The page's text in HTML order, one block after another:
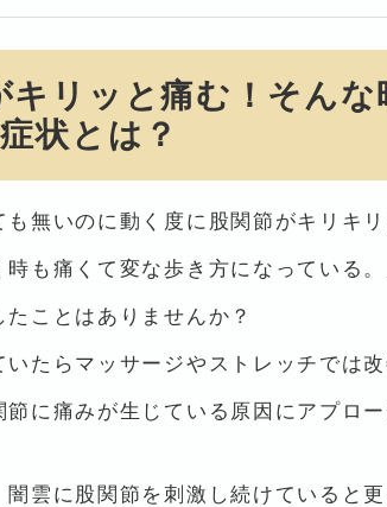
キリッと痛む！そんな
状とは？
も無いのに動く度に股関節がキリキリ
時も痛くて変な歩き方になっている。
ことはありませんか？
いたらマッサージやストレッチでは改
節に痛みが生じている原因にアプロ
闇雲に股関節を刺激し続けていると